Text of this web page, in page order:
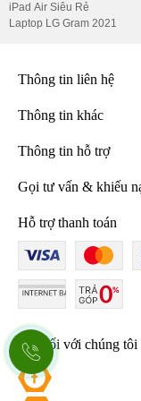
thống
Camera trước của
dùng chụp những
iPad Air Siêu Rẻ
Laptop LG Gram 2021
Thông tin liên hệ
Thông tin khác
Thông tin hỗ trợ
Gọi tư vấn & khiếu
Hỗ trợ thanh toán
Kết nối với chúng tôi